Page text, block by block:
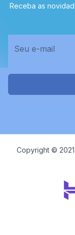
Receba as
Copyright ©